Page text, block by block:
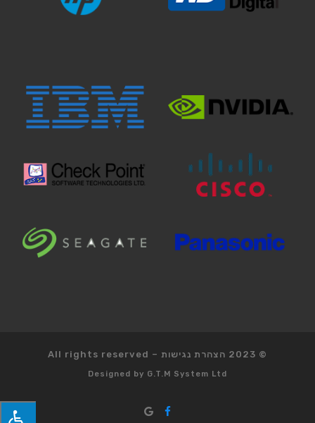
© 2023 הצהרת נגישות –
All rights reserved
Designed by G.T.M System Ltd